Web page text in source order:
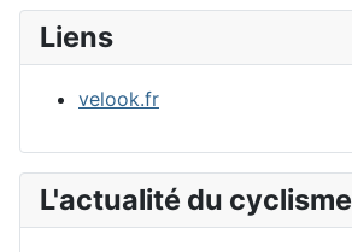
Liens
velook.fr
L'actualité du cyclisme